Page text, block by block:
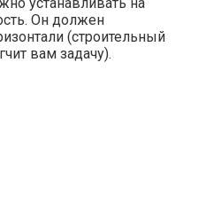
Он должен
(строительный
вам задачу).